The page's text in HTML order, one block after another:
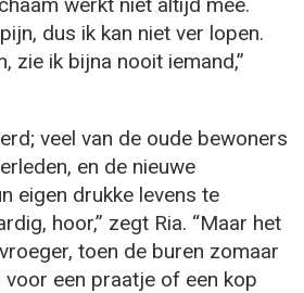
dus ik kan niet ver lopen.
zie ik bijna nooit iemand,”
veel van de oude bewoners
en de nieuwe
eigen drukke levens te
hoor,” zegt Ria. “Maar het
toen de buren zomaar
voor een praatje of een kop